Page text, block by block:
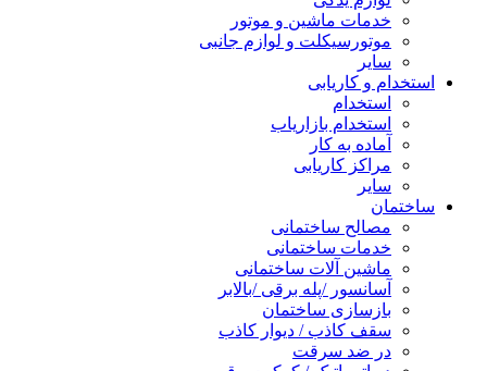
خدمات ماشین و موتور
موتورسیکلت و لوازم جانبی
سایر
استخدام و کاریابی
استخدام
استخدام بازاریاب
آماده به کار
مراکز کاریابی
سایر
ساختمان
مصالح ساختمانی
خدمات ساختمانی
ماشین آلات ساختمانی
آسانسور /پله برقی /بالابر
بازسازی ساختمان
سقف کاذب / دیوار کاذب
در ضد سرقت